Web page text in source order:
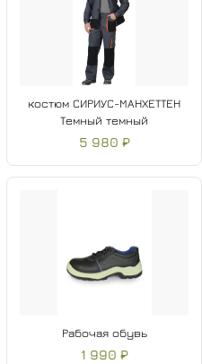
костюм СИРИУС-МАНХЕТТЕН
Темный темный
5 980 ₽
Рабочая обувь
1 990 ₽